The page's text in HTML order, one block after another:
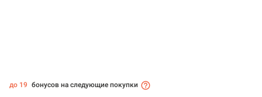
до 19 бонусов на следующие покупки